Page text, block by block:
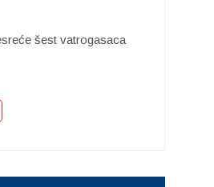
šest vatrogasaca